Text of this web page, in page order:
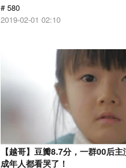
# 580
2019-02-01 02:10
【越哥】豆瓣8.7分，一群00后
成年人都看哭了！